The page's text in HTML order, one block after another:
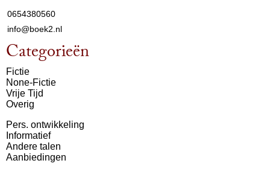
0654380560
info@boek2.nl
Categorieën
Fictie
None-Fictie
Vrije Tijd
Overig
Pers. ontwikkeling
Informatief
Andere talen
Aanbiedingen